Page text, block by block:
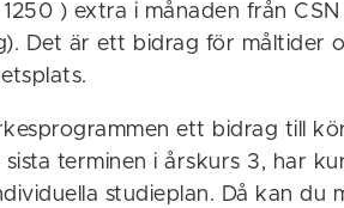
) extra i månaden från
Det är ett bidrag för måltider
ett bidrag till
terminen i årskurs 3, har
studieplan. Då kan du